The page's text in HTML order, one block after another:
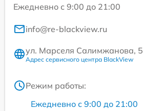
Ежедневно с 9:00 до 21:00
info@re-blackview.ru
ул. Марселя Салимжанова, 5
Адрес сервисного центра BlackView
Режим работы:
Ежедневно с 9:00 до 21:00